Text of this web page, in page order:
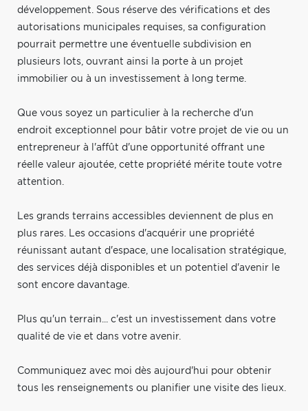
développement. Sous réserve des vérifications et des
autorisations municipales requises, sa configuration
pourrait permettre une éventuelle subdivision en
plusieurs lots, ouvrant ainsi la porte à un projet
immobilier ou à un investissement à long terme.
Que vous soyez un particulier à la recherche d'un
endroit exceptionnel pour bâtir votre projet de vie ou un
entrepreneur à l'affût d'une opportunité offrant une
réelle valeur ajoutée, cette propriété mérite toute votre
attention.
Les grands terrains accessibles deviennent de plus en
plus rares. Les occasions d'acquérir une propriété
réunissant autant d'espace, une localisation stratégique,
des services déjà disponibles et un potentiel d'avenir le
sont encore davantage.
Plus qu'un terrain... c'est un investissement dans votre
qualité de vie et dans votre avenir.
Communiquez avec moi dès aujourd'hui pour obtenir
tous les renseignements ou planifier une visite des lieux.